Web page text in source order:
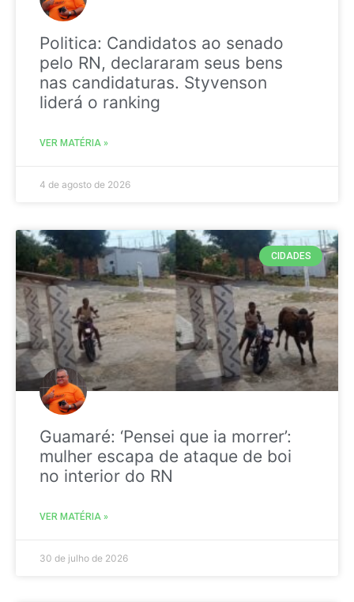
Politica: Candidatos ao senado
pelo RN, declararam seus bens
nas candidaturas. Styvenson
liderá o ranking
VER MATÉRIA »
4 de agosto de 2026
CIDADES
Guamaré: ‘Pensei que ia morrer’:
mulher escapa de ataque de boi
no interior do RN
VER MATÉRIA »
30 de julho de 2026